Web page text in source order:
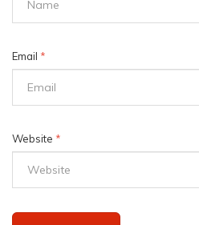
Email *
Website *